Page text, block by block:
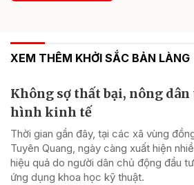
XEM THÊM KHỞI SẮC BẢN LÀNG
Không sợ thất bại, nông
hình kinh tế
Thời gian gần đây, tại các xã vùng
Tuyên Quang, ngày càng xuất hiện
hiệu quả do người dân chủ động đầu
ứng dụng khoa học kỹ thuật.